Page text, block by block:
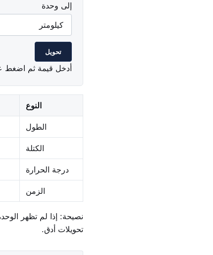
إلى وحدة
تحويل
أدخل قيمة ثم اضغط
النوع
الطول
الكتلة
درجة الحرارة
الزمن
نصيحة: إذا لم تظهر
تحويلات أدق.